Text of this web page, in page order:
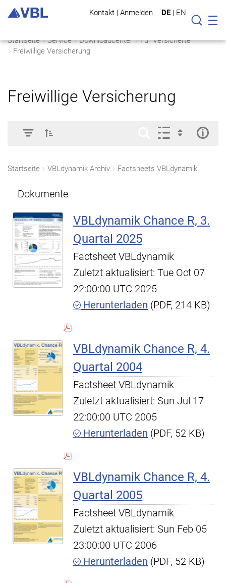
Kontakt | Anmelden DE | EN
Suche
Startseite Service Downloadcenter
Für Versicherte
Freiwillige Versicherung
Freiwillige Versicherung
Startseite VBLdynamik Archiv Factsheets VBLdynamik
Dokumente
VBLdynamik Chance R, 3.
Quartal 2025
Factsheet VBLdynamik
Zuletzt aktualisiert: Tue Oct 07
22:00:00 UTC 2025
Herunterladen (PDF, 214 KB)
VBLdynamik Chance R, 4.
Quartal 2004
Factsheet VBLdynamik
Zuletzt aktualisiert: Sun Jul 17
22:00:00 UTC 2005
Herunterladen (PDF, 52 KB)
VBLdynamik Chance R, 4.
Quartal 2005
Factsheet VBLdynamik
Zuletzt aktualisiert: Sun Feb 05
23:00:00 UTC 2006
Herunterladen (PDF, 52 KB)